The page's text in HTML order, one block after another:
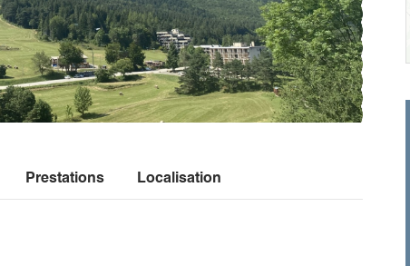
Prestations Localisation